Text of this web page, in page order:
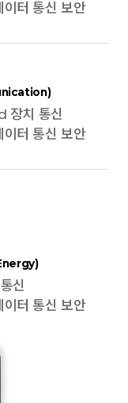
터 통신 보안
장치 통신
터 통신 보안
신
터 통신 보안